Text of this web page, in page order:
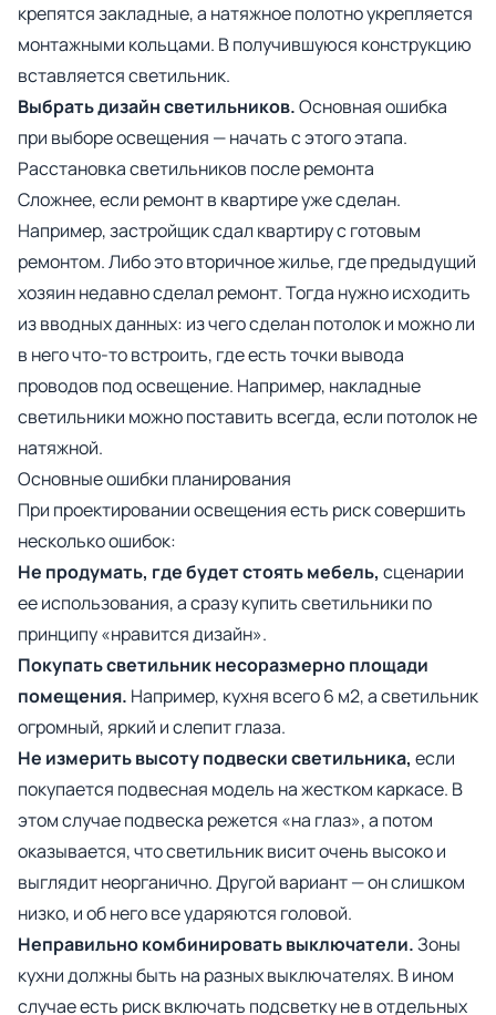
крепятся закладные, а натяжное полотно укрепляется
монтажными кольцами. В получившуюся конструкцию
вставляется светильник.
Выбрать дизайн светильников.Основная ошибка
при выборе освещения — начать с этого этапа.
Расстановка светильников после ремонта
Сложнее, если ремонт в квартире уже сделан.
Например, застройщик сдал квартиру с готовым
ремонтом. Либо это вторичное жилье, где предыдущий
хозяин недавно сделал ремонт. Тогда нужно исходить
из вводных данных: из чего сделан потолок и можно ли
в него что-то встроить, где есть точки вывода
проводов под освещение. Например, накладные
светильники можно поставить всегда, если потолок не
натяжной.
Основные ошибки планирования
При проектировании освещения есть риск совершить
несколько ошибок:
Не продумать, где будет стоять мебель, сценарии
ее использования, а сразу купить светильники по
принципу «нравится дизайн».
Покупать светильник несоразмерно площади
помещения. Например, кухня всего 6 м2, а светильник
огромный, яркий и слепит глаза.
Не измерить высоту подвески светильника, если
покупается подвесная модель на жестком каркасе. В
этом случае подвеска режется «на глаз», а потом
оказывается, что светильник висит очень высоко и
выглядит неорганично. Другой вариант — он слишком
низко, и об него все ударяются головой.
Неправильно комбинировать выключатели.Зоны
кухни должны быть на разных выключателях. В ином
случае есть риск включать подсветку не в отдельных